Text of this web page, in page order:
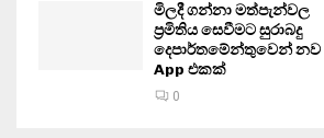
මිලදී ගන්නා මත්පැන්වල
ප්‍රමිතිය සෙවීමට සුරාබදු
දෙපාර්තමේන්තුවෙන් නව
App එකක්
0